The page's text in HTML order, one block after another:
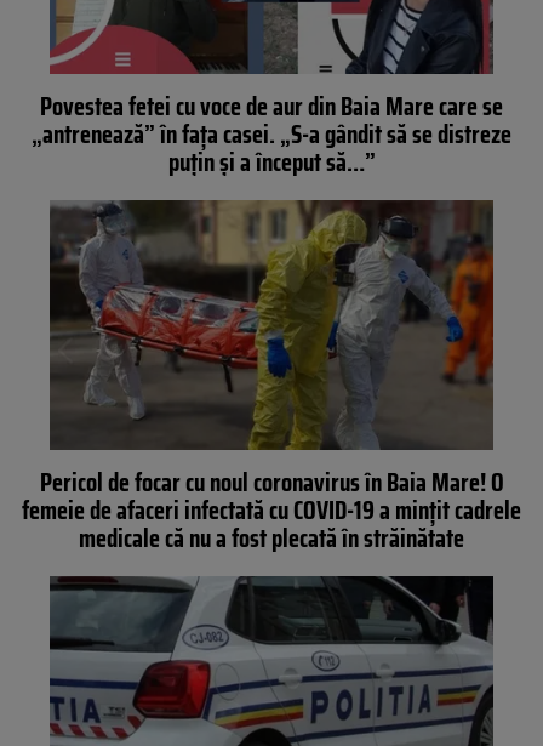
Povestea fetei cu voce de aur din Baia Mare care se
„antrenează” în fața casei. „S-a gândit să se distreze
puțin și a început să…”
Pericol de focar cu noul coronavirus în Baia Mare! O
femeie de afaceri infectată cu COVID-19 a mințit cadrele
medicale că nu a fost plecată în străinătate